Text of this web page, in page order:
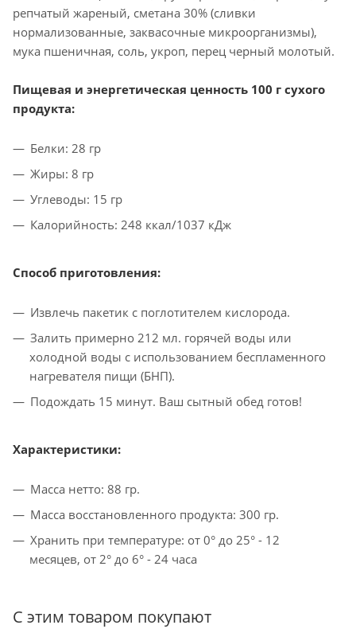
репчатый жареный, сметана 30% (сливки
нормализованные, заквасочные микроорганизмы),
мука пшеничная, соль, укроп, перец черный молотый.
Пищевая и энергетическая ценность 100 г сухого
продукта:
Белки: 28 гр
Жиры: 8 гр
Углеводы: 15 гр
Калорийность: 248 ккал/1037 кДж
Способ приготовления:
Извлечь пакетик с поглотителем кислорода.
Залить примерно 212 мл. горячей воды или
холодной воды с использованием беспламенного
нагревателя пищи (БНП).
Подождать 15 минут. Ваш сытный обед готов!
Характеристики:
Масса нетто: 88 гр.
Масса восстановленного продукта: 300 гр.
Хранить при температуре: от 0° до 25° - 12
месяцев, от 2° до 6° - 24 часа
С этим товаром покупают